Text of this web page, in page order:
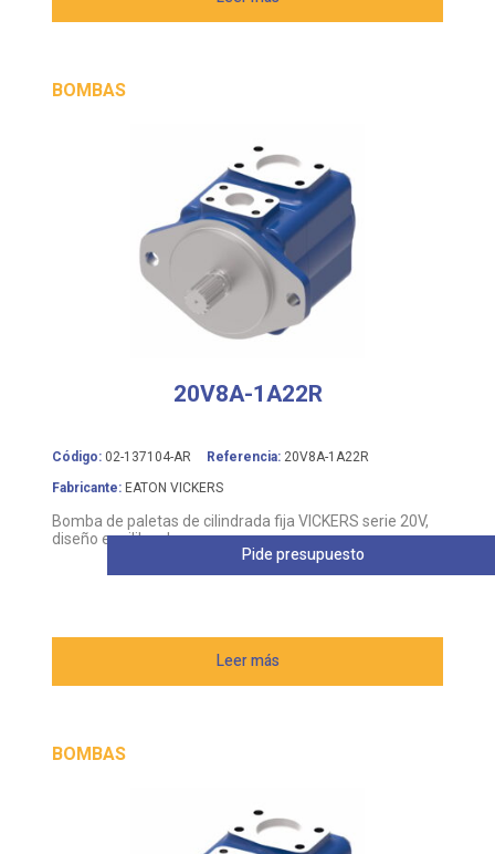
BOMBAS
20V8A-1A22R
Código: 02-137104-AR Referencia: 20V8A-1A22R
Fabricante: EATON VICKERS
Bomba de paletas de cilindrada fija VICKERS serie 20V,
diseño equilibrado
Leer más
Pide presupuesto
BOMBAS